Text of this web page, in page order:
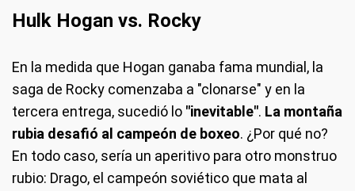
Hulk Hogan vs. Rocky
En la medida que Hogan ganaba fama mundial, la
saga de Rocky comenzaba a "clonarse" y en la
tercera entrega, sucedió lo "inevitable". La montaña
rubia desafió al campeón de boxeo. ¿Por qué no?
En todo caso, sería un aperitivo para otro monstruo
rubio: Drago, el campeón soviético que mata al